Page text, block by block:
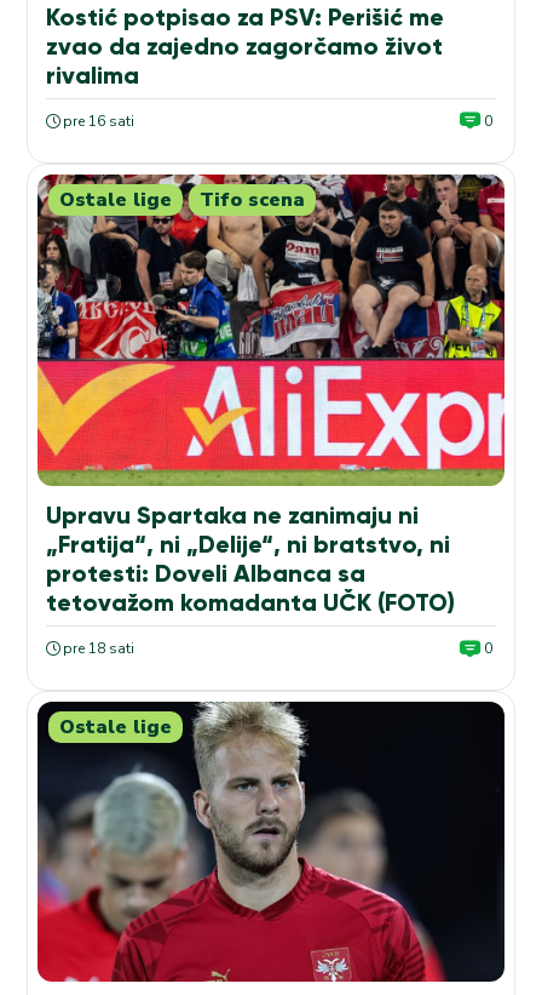
Kostić potpisao za PSV: Perišić me
zvao da zajedno zagorčamo život
rivalima
pre 16 sati 0
Ostale lige Tifo scena
Upravu Spartaka ne zanimaju ni
„Fratija“, ni „Delije“, ni bratstvo, ni
protesti: Doveli Albanca sa
tetovažom komadanta UČK (FOTO)
pre 18 sati 0
Ostale lige